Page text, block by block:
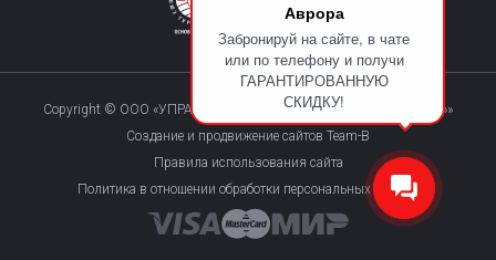
Аврора
Забронируй на сайте, в чате
или по телефону и получи
ГАРАНТИРОВАННУЮ
СКИДКУ!
Copyright © ООО «УПРАВЛЯЮЩАЯ КОМПАНИЯ «КУРОРТМАКС»»
Создание и продвижение сайтов Team-B
Правила использования сайта
Политика в отношении обработки персональных данных